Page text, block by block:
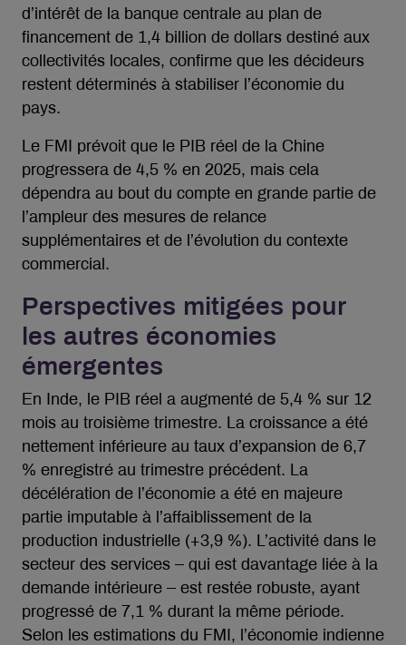
d’intérêt de la banque centrale au plan de
financement de 1,4 billion de dollars destiné aux
collectivités locales, confirme que les décideurs
restent déterminés à stabiliser l’économie du
pays.
Le FMI prévoit que le PIB réel de la Chine
progressera de 4,5 % en 2025, mais cela
dépendra au bout du compte en grande partie de
l’ampleur des mesures de relance
supplémentaires et de l’évolution du contexte
commercial.
Perspectives mitigées pour
les autres économies
émergentes
En Inde, le PIB réel a augmenté de 5,4 % sur 12
mois au troisième trimestre. La croissance a été
nettement inférieure au taux d’expansion de 6,7
% enregistré au trimestre précédent. La
décélération de l’économie a été en majeure
partie imputable à l’affaiblissement de la
production industrielle (+3,9 %). L’activité dans le
secteur des services – qui est davantage liée à la
demande intérieure – est restée robuste, ayant
progressé de 7,1 % durant la même période.
Selon les estimations du FMI, l’économie indienne